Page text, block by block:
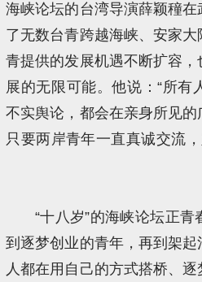
海峡论坛的台湾导演薛颖穜
了无数台青跨越海峡、安家
青提供的发展机遇不断扩容
展的无限可能。他说：“所有
不实舆论，都会在亲身所见的
只要两岸青年一直真诚交流
“十八岁”的海峡论坛正青
到逐梦创业的青年，再到架
人都在用自己的方式搭桥、